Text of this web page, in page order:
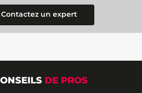
Contactez un expert
DE PROS